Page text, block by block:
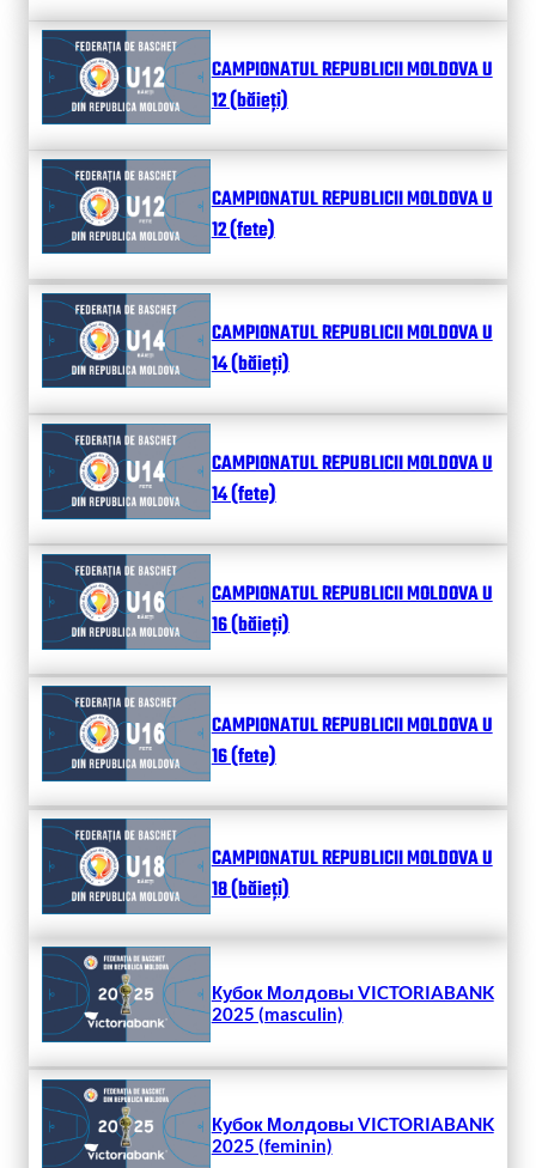
CAMPIONATUL REPUBLICII MOLDOVA U
12 (băieți)
CAMPIONATUL REPUBLICII MOLDOVA U
12 (fete)
CAMPIONATUL REPUBLICII MOLDOVA U
14 (băieți)
CAMPIONATUL REPUBLICII MOLDOVA U
14 (fete)
CAMPIONATUL REPUBLICII MOLDOVA U
16 (băieți)
CAMPIONATUL REPUBLICII MOLDOVA U
16 (fete)
CAMPIONATUL REPUBLICII MOLDOVA U
18 (băieți)
Кубок Молдовы VICTORIABANK
2025 (masculin)
Кубок Молдовы VICTORIABANK
2025 (feminin)